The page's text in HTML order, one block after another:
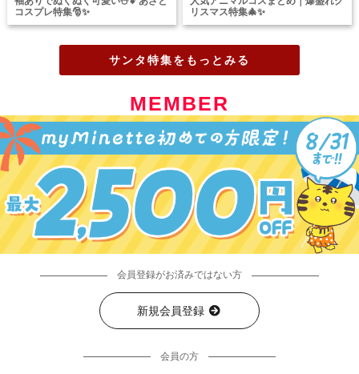
コスプレ特集🎅✨
リスマス特集🎄✨
サンタ特集をもっとみる
MEMBER
会員登録がお済みではない方
新規会員登録
会員の方